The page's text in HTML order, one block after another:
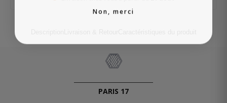
PARIS 17
Non, merci